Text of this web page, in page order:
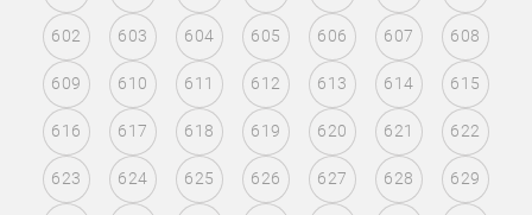
602 603 604 605 606 607 608
609 610 611 612 613 614 615
616 617 618 619 620 621 622
623 624 625 626 627 628 629